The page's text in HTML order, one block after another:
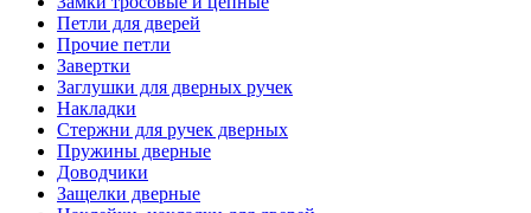
Петли для дверей
Прочие петли
Завертки
Заглушки для дверных ручек
Накладки
Стержни для ручек дверных
Пружины дверные
Доводчики
Защелки дверные